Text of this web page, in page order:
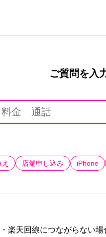
ご質問を入
楽天回線につながらない
店舗申し込み iPhone